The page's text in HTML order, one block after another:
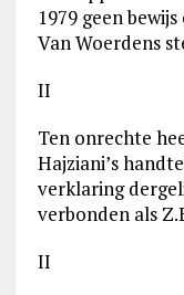
1979 geen
Van Woerdens
II
Ten onrechte
Hajziani’s
verklaring
verbonden als
II